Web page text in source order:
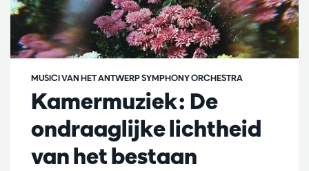
Kamermuziek: De
ondraaglijke lichtheid
van het bestaan
MUSICI VAN HET ANTWERP SYMPHONY ORCHESTRA